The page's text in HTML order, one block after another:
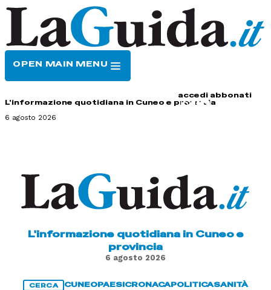
OPEN MAIN MENU
accedi abbonati
L'informazione quotidiana in Cuneo e provincia
6 agosto 2026
L'informazione quotidiana in Cuneo e
provincia
6 agosto 2026
CERCA CUNEOPAESICRONACAPOLITICASANITÀ